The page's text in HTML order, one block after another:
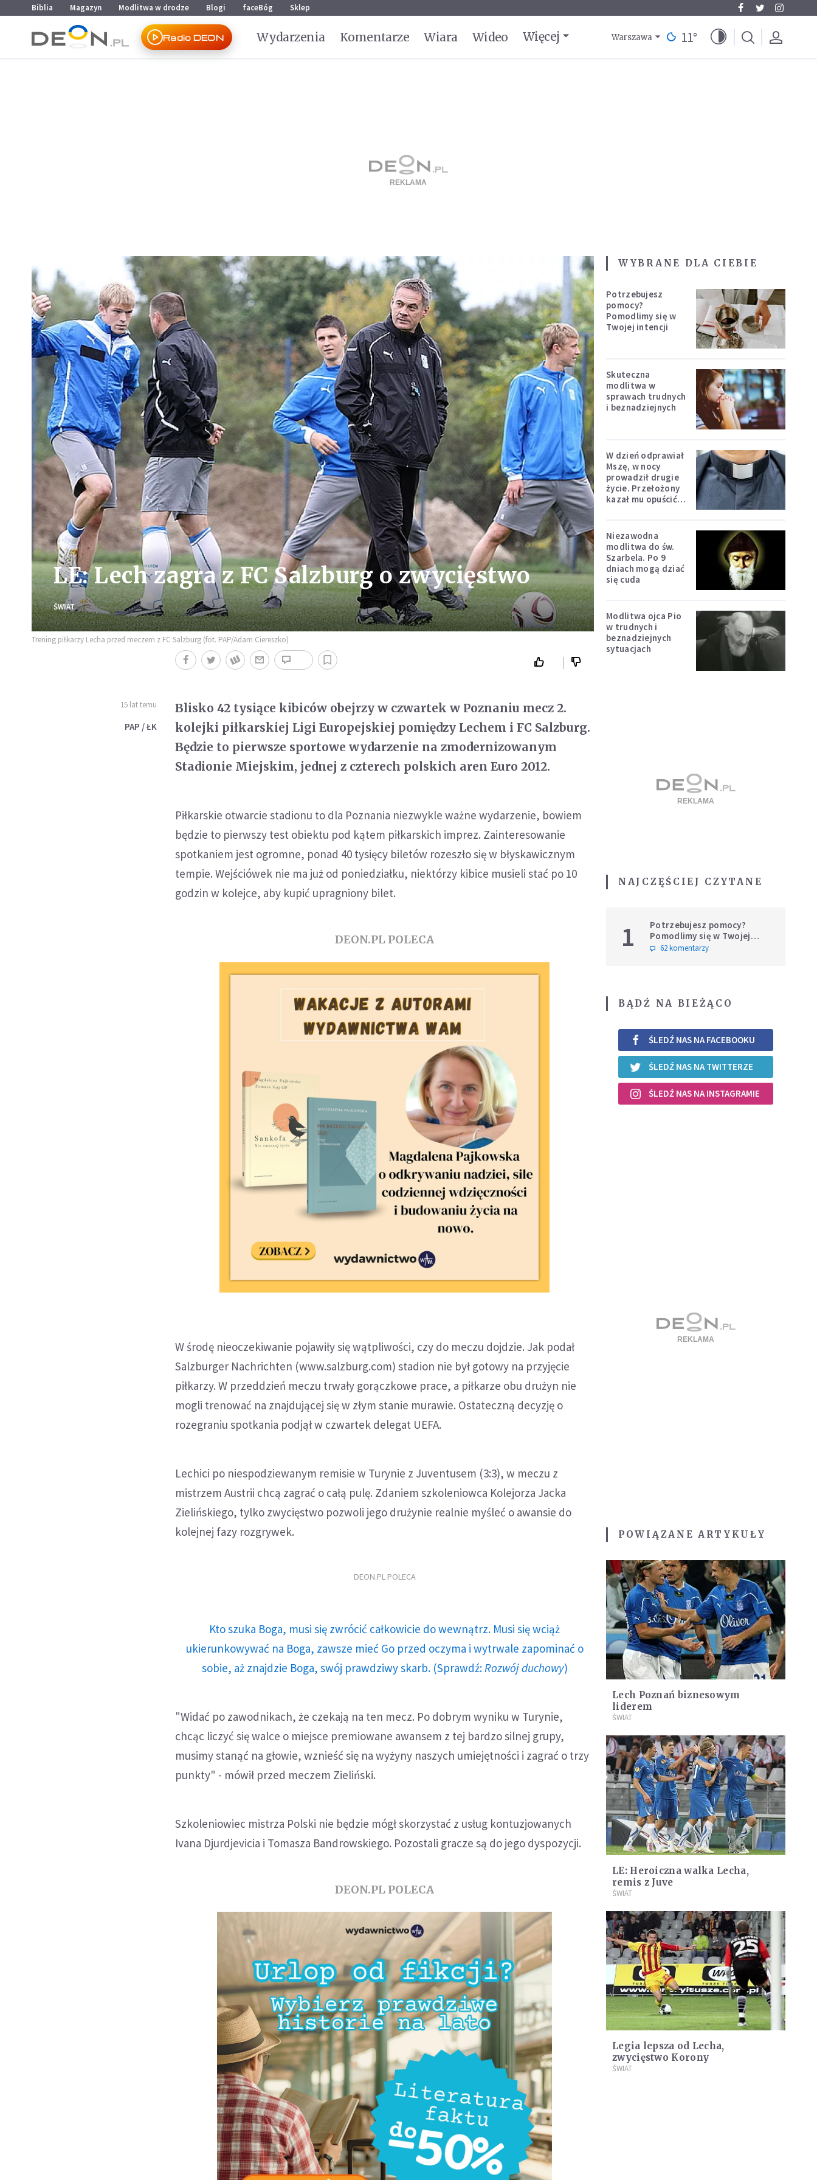
Przejdź do menu głównego
Przejdź do treści
Biblia Magazyn Modlitwa w drodze Blogi faceBóg Sklep
Radio DEON Wydarzenia Komentarze Wiara Wideo Więcej Warszawa 11°
LE: Lech zagra z FC Salzburg o zwycięstwo
ŚWIAT
Trening piłkarzy Lecha przed meczem z FC Salzburg (fot. PAP/Adam Ciereszko)
15 lat temu
PAP / ŁK
Blisko 42 tysiące kibiców obejrzy w czwartek w Poznaniu mecz 2.
kolejki piłkarskiej Ligi Europejskiej pomiędzy Lechem i FC Salzburg.
Będzie to pierwsze sportowe wydarzenie na zmodernizowanym
Stadionie Miejskim, jednej z czterech polskich aren Euro 2012.
Piłkarskie otwarcie stadionu to dla Poznania niezwykle ważne wydarzenie, bowiem
będzie to pierwszy test obiektu pod kątem piłkarskich imprez. Zainteresowanie
spotkaniem jest ogromne, ponad 40 tysięcy biletów rozeszło się w błyskawicznym
tempie. Wejściówek nie ma już od poniedziałku, niektórzy kibice musieli stać po 10
godzin w kolejce, aby kupić upragniony bilet.
DEON.PL POLECA
W środę nieoczekiwanie pojawiły się wątpliwości, czy do meczu dojdzie. Jak podał
Salzburger Nachrichten (www.salzburg.com) stadion nie był gotowy na przyjęcie
piłkarzy. W przeddzień meczu trwały gorączkowe prace, a piłkarze obu drużyn nie
mogli trenować na znajdującej się w złym stanie murawie. Ostateczną decyzję o
rozegraniu spotkania podjął w czwartek delegat UEFA.
Lechici po niespodziewanym remisie w Turynie z Juventusem (3:3), w meczu z
mistrzem Austrii chcą zagrać o całą pulę. Zdaniem szkoleniowca Kolejorza Jacka
Zielińskiego, tylko zwycięstwo pozwoli jego drużynie realnie myśleć o awansie do
kolejnej fazy rozgrywek.
DEON.PL POLECA
Kto szuka Boga, musi się zwrócić całkowicie do wewnątrz. Musi się wciąż
ukierunkowywać na Boga, zawsze mieć Go przed oczyma i wytrwale zapominać o
sobie, aż znajdzie Boga, swój prawdziwy skarb. (Sprawdź: Rozwój duchowy)
"Widać po zawodnikach, że czekają na ten mecz. Po dobrym wyniku w Turynie,
chcąc liczyć się walce o miejsce premiowane awansem z tej bardzo silnej grupy,
musimy stanąć na głowie, wznieść się na wyżyny naszych umiejętności i zagrać o trzy
punkty" - mówił przed meczem Zieliński.
Szkoleniowiec mistrza Polski nie będzie mógł skorzystać z usług kontuzjowanych
Ivana Djurdjevicia i Tomasza Bandrowskiego. Pozostali gracze są do jego dyspozycji.
DEON.PL POLECA
WYBRANE DLA CIEBIE
Potrzebujesz
pomocy?
Pomodlimy się w
Twojej intencji
Skuteczna
modlitwa w
sprawach trudnych
i beznadziejnych
W dzień odprawiał
Mszę, w nocy
prowadził drugie
życie. Przełożony
kazał mu opuścić
Niezawodna
modlitwa do św.
Szarbela. Po 9
dniach mogą dziać
się cuda
Modlitwa ojca Pio
w trudnych i
beznadziejnych
sytuacjach
NAJCZĘŚCIEJ CZYTANE
1
Potrzebujesz pomocy?
Pomodlimy się w Twojej
intencji
62 komentarzy
BĄDŹ NA BIEŻĄCO
ŚLEDŹ NAS NA FACEBOOKU
ŚLEDŹ NAS NA TWITTERZE
ŚLEDŹ NAS NA INSTAGRAMIE
POWIĄZANE ARTYKUŁY
Lech Poznań biznesowym
liderem
ŚWIAT
LE: Heroiczna walka Lecha,
remis z Juve
ŚWIAT
Legia lepsza od Lecha,
zwycięstwo Korony
ŚWIAT